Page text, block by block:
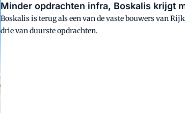
Minder opdrachten infra, Boskalis krijgt
Boskalis is terug als een van de vaste bouwers van
drie van duurste opdrachten.